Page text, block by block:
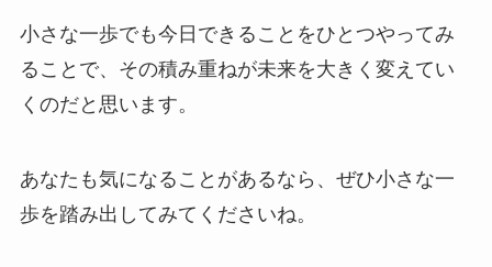
小さな一歩でも今日できることをひとつやってみ
ることで、その積み重ねが未来を大きく変えてい
くのだと思います。
あなたも気になることがあるなら、ぜひ小さな一
歩を踏み出してみてくださいね。